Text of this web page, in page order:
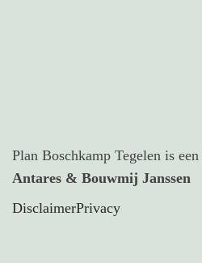
Plan Boschkamp Tegelen is
Antares & Bouwmij Janssen
DisclaimerPrivacy